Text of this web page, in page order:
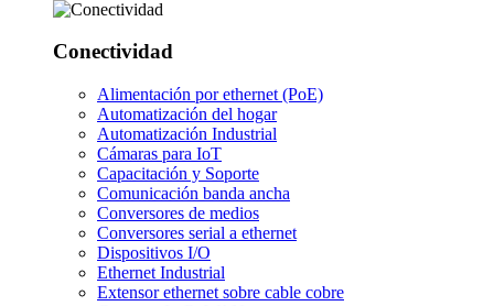
Conectividad
Alimentación por ethernet (PoE)
Automatización del hogar
Automatización Industrial
Cámaras para IoT
Capacitación y Soporte
Comunicación banda ancha
Conversores de medios
Conversores serial a ethernet
Dispositivos I/O
Ethernet Industrial
Extensor ethernet sobre cable cobre